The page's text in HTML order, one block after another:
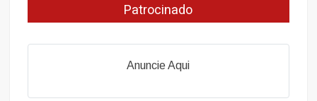
Patrocinado
Anuncie Aqui